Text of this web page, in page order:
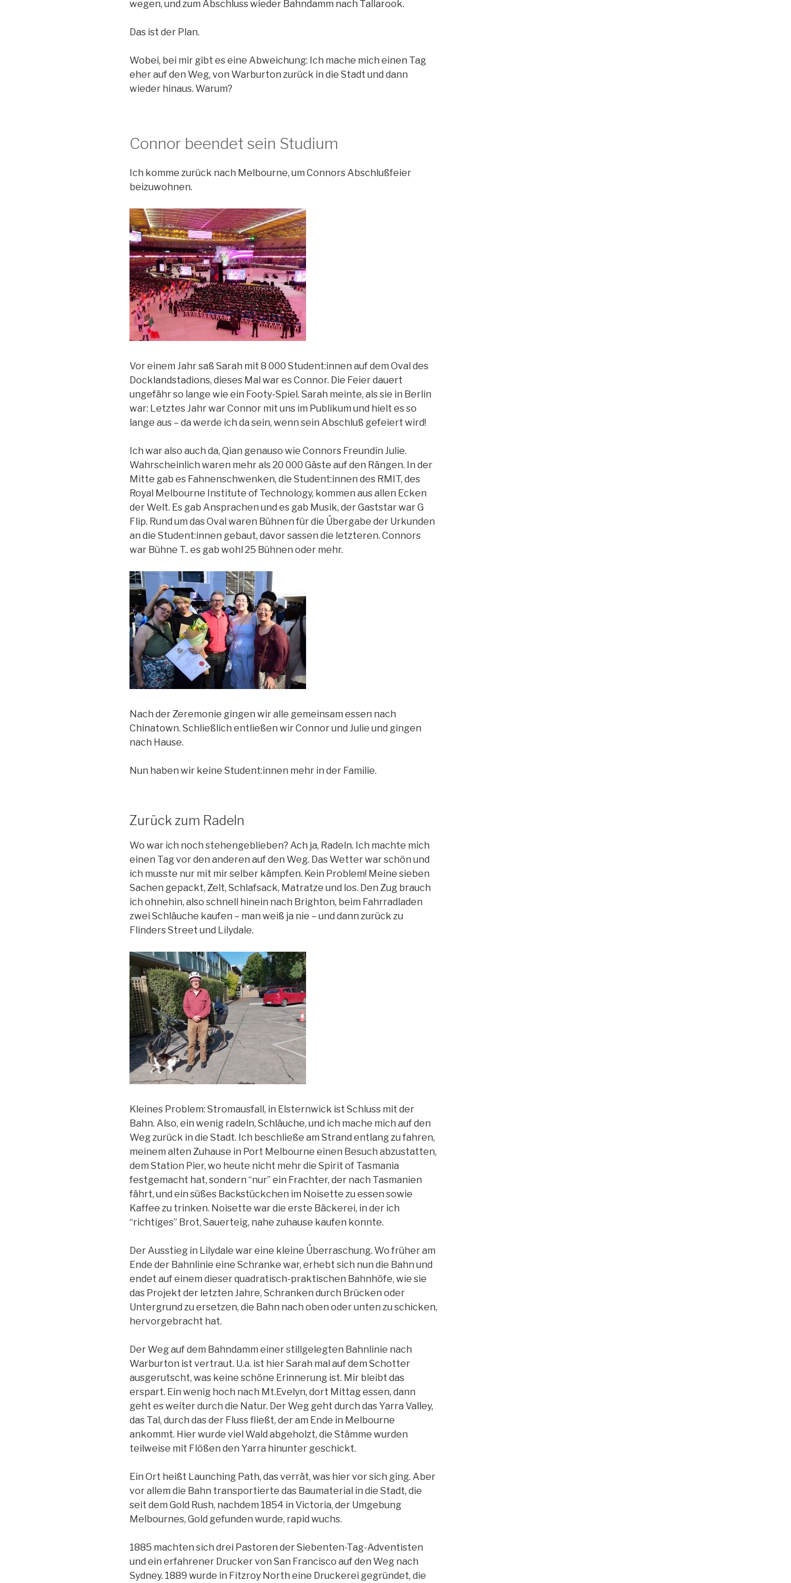
wegen, und zum Abschluss wieder Bahndamm nach Tallarook.
Das ist der Plan.
Wobei, bei mir gibt es eine Abweichung: Ich mache mich einen Tag
eher auf den Weg, von Warburton zurück in die Stadt und dann
wieder hinaus. Warum?
Connor beendet sein Studium
Ich komme zurück nach Melbourne, um Connors Abschlußfeier
beizuwohnen.
Vor einem Jahr saß Sarah mit 8 000 Student:innen auf dem Oval des
Docklandstadions, dieses Mal war es Connor. Die Feier dauert
ungefähr so lange wie ein Footy-Spiel. Sarah meinte, als sie in Berlin
war: Letztes Jahr war Connor mit uns im Publikum und hielt es so
lange aus – da werde ich da sein, wenn sein Abschluß gefeiert wird!
Ich war also auch da, Qian genauso wie Connors Freundin Julie.
Wahrscheinlich waren mehr als 20 000 Gäste auf den Rängen. In der
Mitte gab es Fahnenschwenken, die Student:innen des RMIT, des
Royal Melbourne Institute of Technology, kommen aus allen Ecken
der Welt. Es gab Ansprachen und es gab Musik, der Gaststar war G
Flip. Rund um das Oval waren Bühnen für die Übergabe der Urkunden
an die Student:innen gebaut, davor sassen die letzteren. Connors
war Bühne T.. es gab wohl 25 Bühnen oder mehr.
Nach der Zeremonie gingen wir alle gemeinsam essen nach
Chinatown. Schließlich entließen wir Connor und Julie und gingen
nach Hause.
Nun haben wir keine Student:innen mehr in der Familie.
Zurück zum Radeln
Wo war ich noch stehengeblieben? Ach ja, Radeln. Ich machte mich
einen Tag vor den anderen auf den Weg. Das Wetter war schön und
ich musste nur mit mir selber kämpfen. Kein Problem! Meine sieben
Sachen gepackt, Zelt, Schlafsack, Matratze und los. Den Zug brauch
ich ohnehin, also schnell hinein nach Brighton, beim Fahrradladen
zwei Schläuche kaufen – man weiß ja nie – und dann zurück zu
Flinders Street und Lilydale.
Kleines Problem: Stromausfall, in Elsternwick ist Schluss mit der
Bahn. Also, ein wenig radeln, Schläuche, und ich mache mich auf den
Weg zurück in die Stadt. Ich beschließe am Strand entlang zu fahren,
meinem alten Zuhause in Port Melbourne einen Besuch abzustatten,
dem Station Pier, wo heute nicht mehr die Spirit of Tasmania
festgemacht hat, sondern “nur” ein Frachter, der nach Tasmanien
fährt, und ein süßes Backstückchen im Noisette zu essen sowie
Kaffee zu trinken. Noisette war die erste Bäckerei, in der ich
“richtiges” Brot, Sauerteig, nahe zuhause kaufen konnte.
Der Ausstieg in Lilydale war eine kleine Überraschung. Wo früher am
Ende der Bahnlinie eine Schranke war, erhebt sich nun die Bahn und
endet auf einem dieser quadratisch-praktischen Bahnhöfe, wie sie
das Projekt der letzten Jahre, Schranken durch Brücken oder
Untergrund zu ersetzen, die Bahn nach oben oder unten zu schicken,
hervorgebracht hat.
Der Weg auf dem Bahndamm einer stillgelegten Bahnlinie nach
Warburton ist vertraut. U.a. ist hier Sarah mal auf dem Schotter
ausgerutscht, was keine schöne Erinnerung ist. Mir bleibt das
erspart. Ein wenig hoch nach Mt.Evelyn, dort Mittag essen, dann
geht es weiter durch die Natur. Der Weg geht durch das Yarra Valley,
das Tal, durch das der Fluss fließt, der am Ende in Melbourne
ankommt. Hier wurde viel Wald abgeholzt, die Stämme wurden
teilweise mit Flößen den Yarra hinunter geschickt.
Ein Ort heißt Launching Path, das verrät, was hier vor sich ging. Aber
vor allem die Bahn transportierte das Baumaterial in die Stadt, die
seit dem Gold Rush, nachdem 1854 in Victoria, der Umgebung
Melbournes, Gold gefunden wurde, rapid wuchs.
1885 machten sich drei Pastoren der Siebenten-Tag-Adventisten
und ein erfahrener Drucker von San Francisco auf den Weg nach
Sydney. 1889 wurde in Fitzroy North eine Druckerei gegründet, die